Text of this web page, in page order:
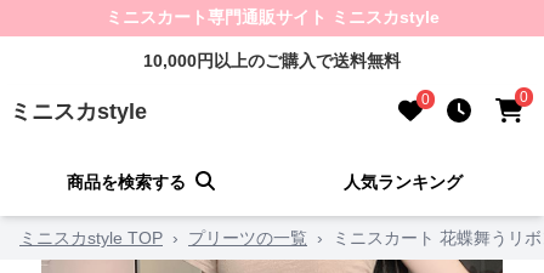
ミニスカート専門通販サイト ミニスカstyle
10,000円以上のご購入で送料無料
ミニスカstyle 0 0
商品を検索する 人気ランキング
ミニスカstyle TOP › プリーツの一覧 › ミニスカート 花蝶舞うリ